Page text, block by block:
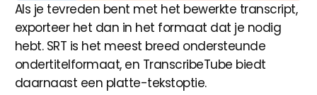
Als je tevreden bent met het bewerkte transcript,
exporteer het dan in het formaat dat je nodig
hebt. SRT is het meest breed ondersteunde
ondertitelformaat, en TranscribeTube biedt
daarnaast een platte-tekstoptie.